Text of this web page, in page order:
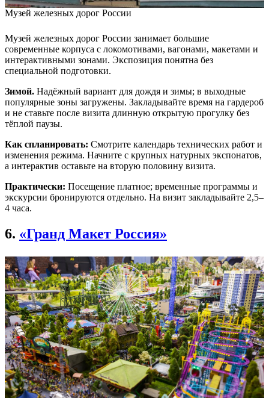
Музей железных дорог России
Музей железных дорог России занимает большие
современные корпуса с локомотивами, вагонами, макетами и
интерактивными зонами. Экспозиция понятна без
специальной подготовки.
Зимой. Надёжный вариант для дождя и зимы; в выходные
популярные зоны загружены. Закладывайте время на гардероб
и не ставьте после визита длинную открытую прогулку без
тёплой паузы.
Как спланировать: Смотрите календарь технических работ и
изменения режима. Начните с крупных натурных экспонатов,
а интерактив оставьте на вторую половину визита.
Практически: Посещение платное; временные программы и
экскурсии бронируются отдельно. На визит закладывайте 2,5–
4 часа.
6. «Гранд Макет Россия»